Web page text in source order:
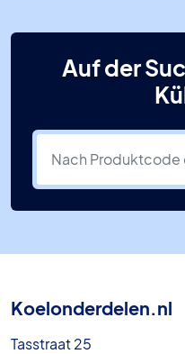
Auf der
Koelonderdelen.nl
Tasstraat 25